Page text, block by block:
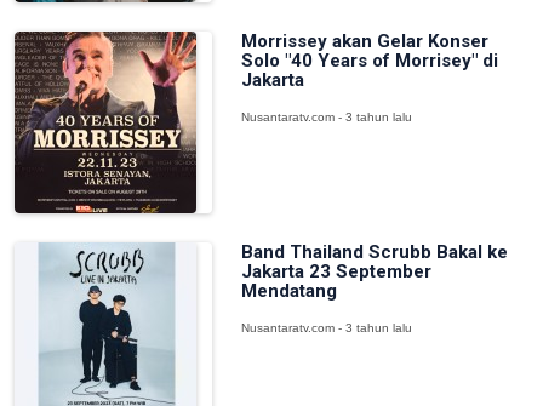
Morrissey akan Gelar Konser
Solo "40 Years of Morrisey" di
Jakarta
Nusantaratv.com - 3 tahun lalu
Band Thailand Scrubb Bakal ke
Jakarta 23 September
Mendatang
Nusantaratv.com - 3 tahun lalu